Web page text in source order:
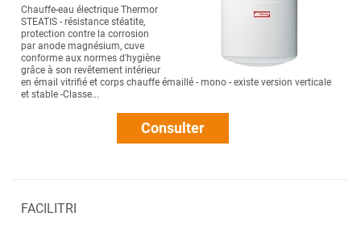
Chauffe-eau électrique Thermor
STEATIS - résistance stéatite,
protection contre la corrosion
par anode magnésium, cuve
conforme aux normes d'hygiène
grâce à son revêtement intérieur
en émail vitrifié et corps chauffe émaillé - mono - existe version verticale
et stable -Classe...
Consulter
FACILITRI